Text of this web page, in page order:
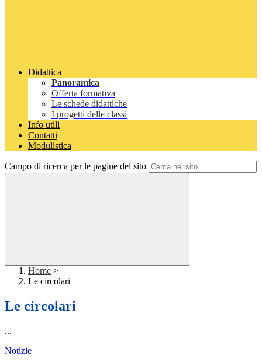
Didattica
Panoramica
Offerta formativa
Le schede didattiche
I progetti delle classi
Info utili
Contatti
Modulistica
Campo di ricerca per le pagine del sito
Home >
Le circolari
Le circolari
...
Notizie